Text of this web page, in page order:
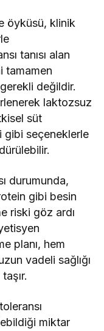
öyküsü, klinik
tanısı alan
tamamen
değildir.
laktozsuz
süt
gibi seçeneklerle
durumunda,
gibi besin
riski göz ardı
planı, hem
vadeli sağlığı
miktar